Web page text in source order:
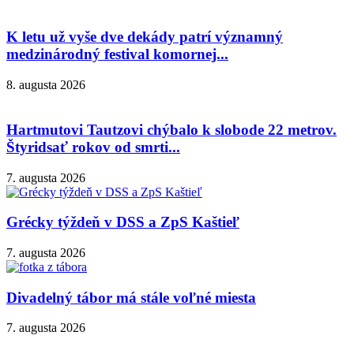
K letu už vyše dve dekády patrí významný
medzinárodný festival komornej...
8. augusta 2026
Hartmutovi Tautzovi chýbalo k slobode 22 metrov.
Štyridsať rokov od smrti...
7. augusta 2026
Grécky týždeň v DSS a ZpS Kaštieľ
7. augusta 2026
Divadelný tábor má stále voľné miesta
7. augusta 2026